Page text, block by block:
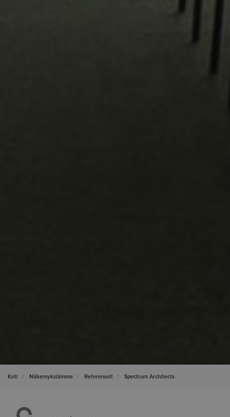
Koti Näkemyksiämme Referenssit Spectrum Architects